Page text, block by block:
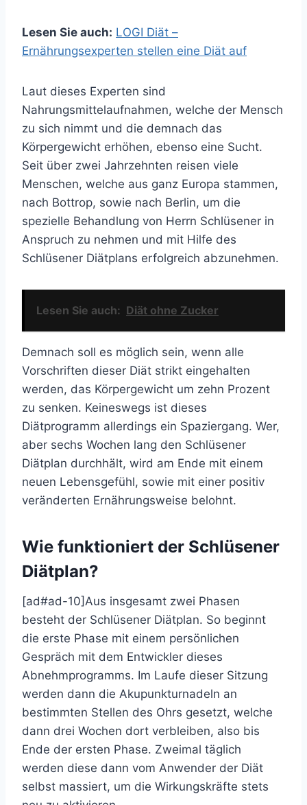
Lesen Sie auch: LOGI Diät –
Ernährungsexperten stellen eine Diät auf
Laut dieses Experten sind
Nahrungsmittelaufnahmen, welche der Mensch
zu sich nimmt und die demnach das
Körpergewicht erhöhen, ebenso eine Sucht.
Seit über zwei Jahrzehnten reisen viele
Menschen, welche aus ganz Europa stammen,
nach Bottrop, sowie nach Berlin, um die
spezielle Behandlung von Herrn Schlüsener in
Anspruch zu nehmen und mit Hilfe des
Schlüsener Diätplans erfolgreich abzunehmen.
Lesen Sie auch: Diät ohne Zucker
Demnach soll es möglich sein, wenn alle
Vorschriften dieser Diät strikt eingehalten
werden, das Körpergewicht um zehn Prozent
zu senken. Keineswegs ist dieses
Diätprogramm allerdings ein Spaziergang. Wer,
aber sechs Wochen lang den Schlüsener
Diätplan durchhält, wird am Ende mit einem
neuen Lebensgefühl, sowie mit einer positiv
veränderten Ernährungsweise belohnt.
Wie funktioniert der Schlüsener
Diätplan?
[ad#ad-10]Aus insgesamt zwei Phasen
besteht der Schlüsener Diätplan. So beginnt
die erste Phase mit einem persönlichen
Gespräch mit dem Entwickler dieses
Abnehmprogramms. Im Laufe dieser Sitzung
werden dann die Akupunkturnadeln an
bestimmten Stellen des Ohrs gesetzt, welche
dann drei Wochen dort verbleiben, also bis
Ende der ersten Phase. Zweimal täglich
werden diese dann vom Anwender der Diät
selbst massiert, um die Wirkungskräfte stets